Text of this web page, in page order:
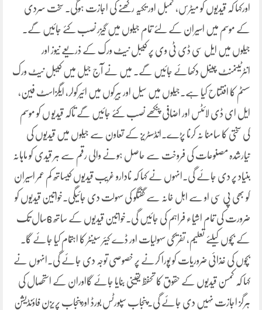
اورکہا کہ قیدیوں کو میٹرس، کمبل اور تکیہ رکھنے کی اجازت ہوگی۔ سخت سردی
کے موسم میں اسیران کے لئے تمام جیلوں میں گیزر نصب کئے جائیں گے۔
جیلوں میں ایل سی ڈی ٹی وی پر کیبل نیٹ ورک کے ذریعے نیوز اور
انٹرٹینمنٹ چینل دکھائے جائیں گے۔ میں نے آج جیل میں کیبل نیٹ ورک
سسٹم کا افتتاح کیا ہے۔جیلوں میں سیل اور بیرکوں میں ائیرکولر، ایگزاسٹ فین،
ایل ای ڈی لائٹس اور اضافی پنکھے نصب کئے جائیں گے تاکہ قیدیو ں کو موسم
کی سختی کا سامنا نہ کرنا پڑے۔انڈسٹریز کے تعاون سے جیلوں میں قیدیوں کی
تیارشدہ مصنوعات کی فروخت سے حاصل ہونے والی رقم سے ہر قیدی کو ماہانہ
بنیاد پر دی جائے گی۔انہوں نے کہا کہ نادارو غریب قیدیوں کیساتھ کم عمر اسیران
کو بھی پی سی او سے اہل خانہ سے گفتگو کی سہولت دی جائیگی۔خواتین قیدیوں کو
ضرورت کی تمام اشیاء فراہم کی جائیں گی۔خواتین قیدیوں کے ساتھ 6سال تک
کے بچوں کیلئے تعلیم، تفریحی سہولیات اور ڈے کیئر سینٹر کا اہتمام کیا جائے گا۔
بچوں کی غذائی ضروریات کو پورا کرنے پر خصوصی توجہ دی جائے گی۔انہوں نے
کہا کہ کمسن قیدیوں کے حقوق کا تحفظ یقینی بنایا جائے گااوران کے استحصال کی
ہرگز اجازت نہیں دی جائے گی۔پنجاب سپورٹس بورڈ اورپنجاب پریزن فاؤنڈیشن